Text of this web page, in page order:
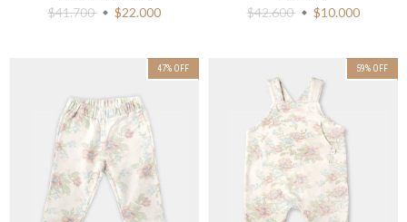
$41.700
$22.000
$42.600
$10.000
47% OFF 59% OFF